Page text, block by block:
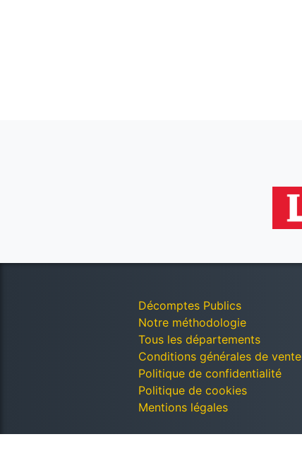
Décomptes Publics
Notre méthodologie
Tous les départements
Conditions générales de vente
Politique de confidentialité
Politique de cookies
Mentions légales